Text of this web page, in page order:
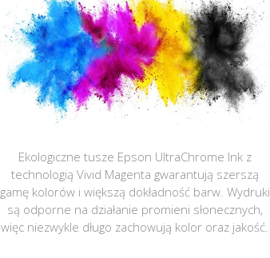
Ekologiczne tusze Epson UltraChrome Ink z
technologią Vivid Magenta gwarantują szerszą
gamę kolorów i większą dokładność barw. Wydruki
są odporne na działanie promieni słonecznych,
więc niezwykle długo zachowują kolor oraz jakość.